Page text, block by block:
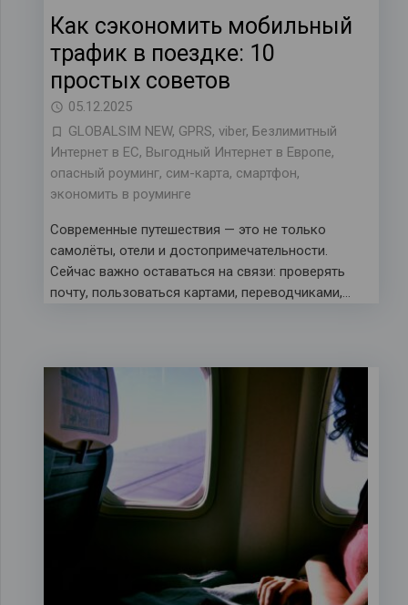
Как сэкономить мобильный
трафик в поездке: 10
простых советов
05.12.2025
GLOBALSIM NEW, GPRS, viber, Безлимитный
Интернет в ЕС, Выгодный Интернет в Европе,
опасный роуминг, сим-карта, смартфон,
экономить в роуминге
Современные путешествия — это не только
самолёты, отели и достопримечательности.
Сейчас важно оставаться на связи: проверять
почту, пользоваться картами, переводчиками,…